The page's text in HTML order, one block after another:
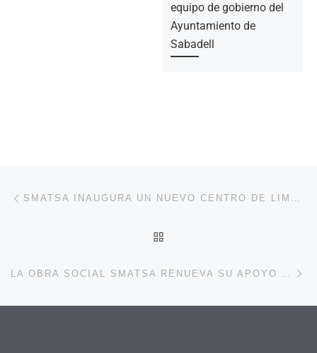
equipo de gobierno del
Ayuntamiento de
Sabadell
Navegación de la entrada